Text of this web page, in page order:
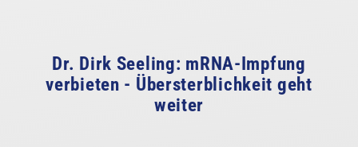
Dr. Dirk Seeling: mRNA-Impfung
verbieten - Übersterblichkeit geht
weiter